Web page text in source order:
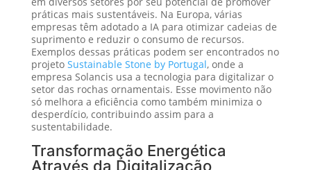
práticas mais sustentáveis. Na Europa, várias
empresas têm adotado a IA para otimizar cadeias de
suprimento e reduzir o consumo de recursos.
Exemplos dessas práticas podem ser encontrados no
projeto Sustainable Stone by Portugal, onde a
empresa Solancis usa a tecnologia para digitalizar o
setor das rochas ornamentais. Esse movimento não
só melhora a eficiência como também minimiza o
desperdício, contribuindo assim para a
sustentabilidade.
Transformação Energética
Através da Digitalização